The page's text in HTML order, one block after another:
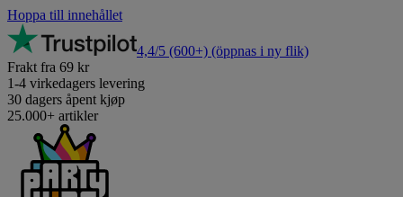
Hoppa till innehållet
4,4/5 (600+) (öppnas i ny flik)
Frakt fra 69 kr
1-4 virkedagers levering
30 dagers åpent kjøp
25.000+ artikler